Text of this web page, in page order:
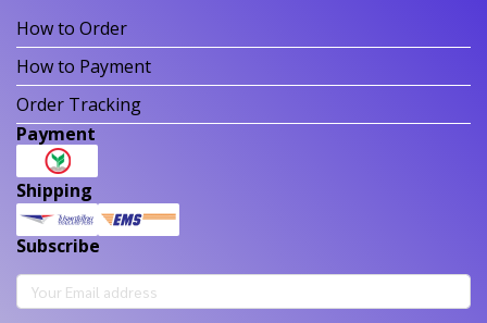
How to Order
How to Payment
Order Tracking
Payment
Shipping
Subscribe